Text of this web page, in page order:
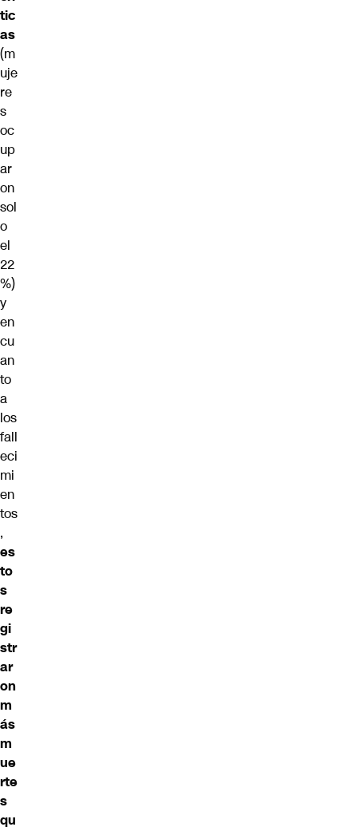
tic
as
(m
uje
re
s
oc
up
ar
on
sol
o
el
22
%)
y
en
cu
an
to
a
los
fall
eci
mi
en
tos
,
es
to
s
re
gi
str
ar
on
m
ás
m
ue
rte
s
qu